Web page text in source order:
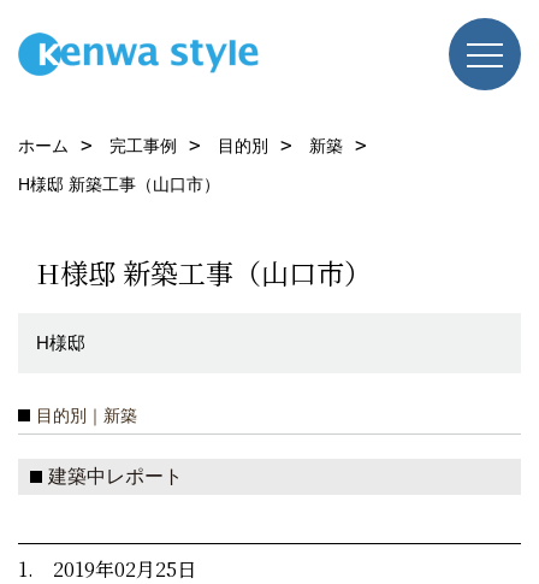
ホーム 完工事例 目的別
新築
H様邸 新築工事（山口市）
H様邸 新築工事（山口市）
H様邸
目的別｜新築
建築中レポート
1. 2019年02月25日